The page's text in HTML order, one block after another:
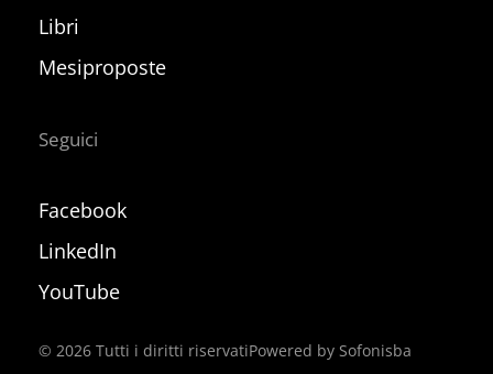
Libri
Mesiproposte
Seguici
Facebook
LinkedIn
YouTube
© 2026 Tutti i diritti riservatiPowered by Sofonisba